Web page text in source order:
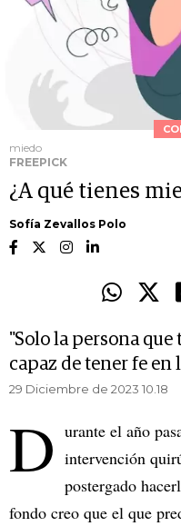
miedo
FREEPICK
¿A qué tienes
Sofía Zevallos Polo
"Solo la persona que
capaz de tener fe en
29 Diciembre de 2023 10.18
D urante el año
intervención
postergado
fondo creo que el que